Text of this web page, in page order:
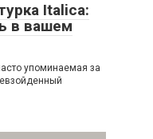
Italica:
в вашем
упоминаемая за